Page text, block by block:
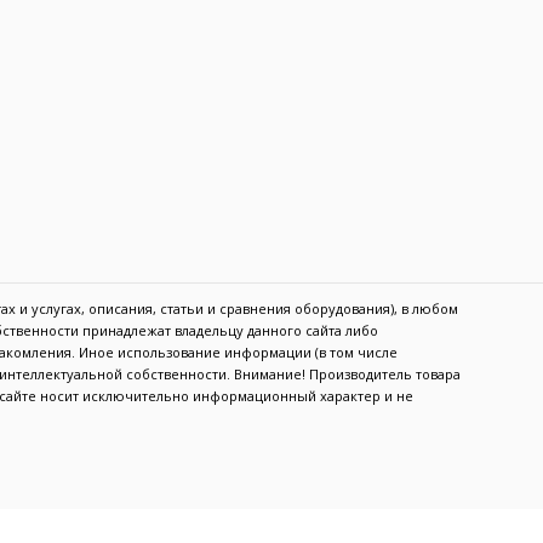
и услугах, описания, статьи и сравнения оборудования), в любом
принадлежат владельцу данного сайта либо
Иное использование информации (в том числе
собственности. Внимание! Производитель товара
носит исключительно информационный характер и не